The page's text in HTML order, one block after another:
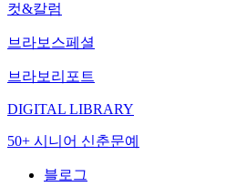
컷&칼럼
브라보스페셜
브라보리포트
DIGITAL LIBRARY
50+ 시니어 신춘문예
블로그